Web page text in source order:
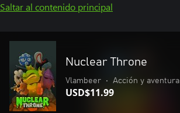
Saltar al contenido principal
Nuclear Throne
Vlambeer • Acción y aventura
USD$11.99